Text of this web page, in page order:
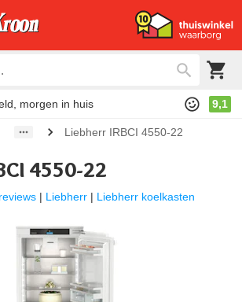
morgen in huis 9,1
Liebherr IRBCI 4550-22
4550-22
| Liebherr | Liebherr koelkasten